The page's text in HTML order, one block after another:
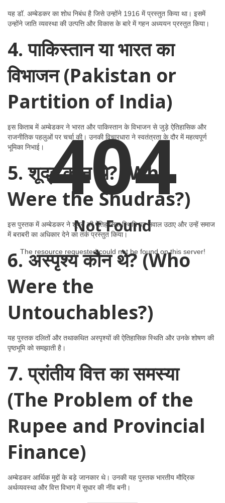
यह डॉ. अम्बेडकर का शोध निबंध है जिसे उन्होंने 1916 में प्रस्तुत किया था। इसमें
उन्होंने जाति व्यवस्था की उत्पत्ति और विकास के बारे में गहन अध्ययन प्रस्तुत किया।
4. पाकिस्तान या भारत का
विभाजन (Pakistan or
Partition of India)
इस किताब में अम्बेडकर ने भारत और पाकिस्तान के विभाजन से जुड़े ऐतिहासिक और
राजनीतिक पहलुओं पर चर्चा की। उनकी विचारधारा ने स्वतंत्रता के दौर में महत्वपूर्ण
भूमिका निभाई।
5. शूद्र कौन थे? (Who
Were the Shudras?)
इस पुस्तक में अम्बेडकर ने शूद्रों की ऐतिहासिक स्थिति पर सवाल उठाए और उन्हें समाज
में बराबरी का अधिकार देने का तर्क प्रस्तुत किया।
6. अस्पृश्य कौन थे? (Who
Were the
Untouchables?)
यह पुस्तक दलितों और तथाकथित अस्पृश्यों की ऐतिहासिक स्थिति और उनके शोषण की
पृष्ठभूमि को समझाती है।
7. प्रांतीय वित्त का समस्या
(The Problem of the
Rupee and Provincial
Finance)
अम्बेडकर आर्थिक मुद्दों के बड़े जानकार थे। उनकी यह पुस्तक भारतीय मौद्रिक
अर्थव्यवस्था और वित्त विभाग में सुधार की नींव बनी।
404
Not Found
The resource requested could not be found on this server!